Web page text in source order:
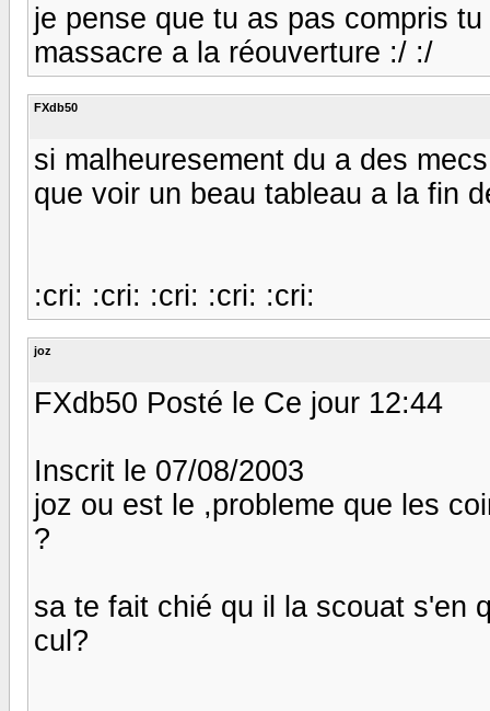
je pense que tu as pas compris
massacre a la réouverture :/ :/
FXdb50
si malheuresement du a des
que voir un beau tableau a la fin
:cri: :cri: :cri: :cri: :cri:
joz
FXdb50 Posté le Ce jour 12:44
Inscrit le 07/08/2003
joz ou est le ,probleme que les
?
sa te fait chié qu il la scouat s'en
cul?